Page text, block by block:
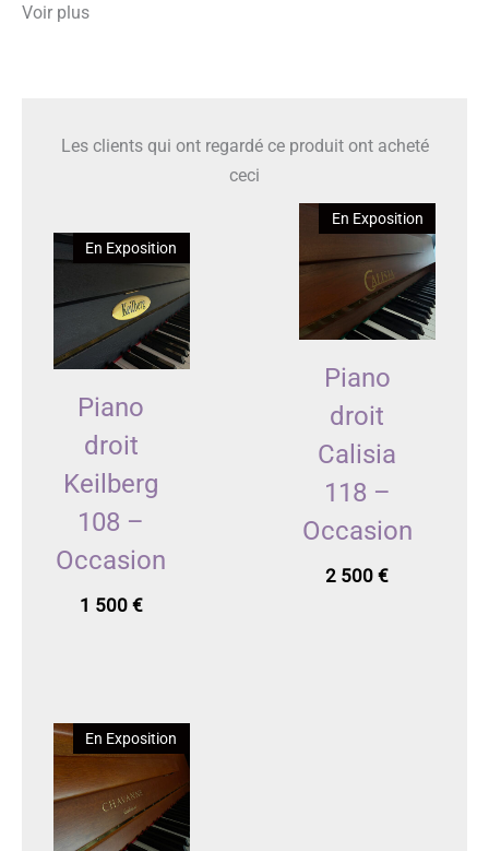
Voir plus
Les clients qui ont regardé ce produit ont acheté
ceci
En Exposition
Piano
droit
Keilberg
108 –
Occasion
1 500 €
En Exposition
Piano
droit
Calisia
118 –
Occasion
2 500€
En Exposition